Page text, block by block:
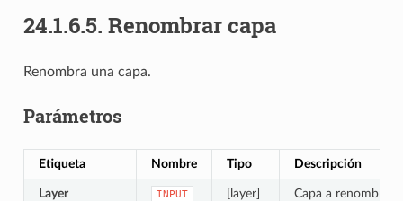
24.1.6.5. Renombrar capa
Renombra una capa.
Parámetros
Etiqueta Nombre Tipo Descripción
Layer INPUT [layer] Capa a renombrar